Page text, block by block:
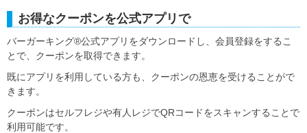
お得なクーポンを公式アプリで
バーガーキング®公式アプリをダウンロードし、会員登録をするこ
とで、クーポンを取得できます。
既にアプリを利用している方も、クーポンの恩恵を受けることがで
きます。
クーポンはセルフレジや有人レジでQRコードをスキャンすることで
利用可能です。